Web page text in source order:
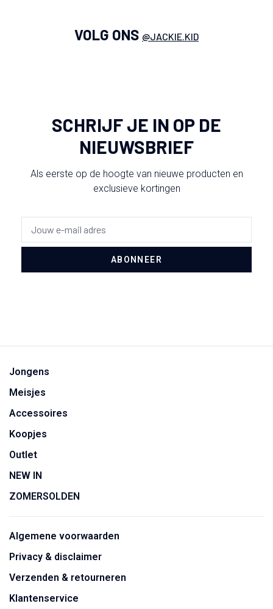
VOLG ONS @JACKIE.KID
SCHRIJF JE IN OP DE
NIEUWSBRIEF
Als eerste op de hoogte van nieuwe producten en
exclusieve kortingen
ABONNEER
Jongens
Meisjes
Accessoires
Koopjes
Outlet
NEW IN
ZOMERSOLDEN
Algemene voorwaarden
Privacy & disclaimer
Verzenden & retourneren
Klantenservice